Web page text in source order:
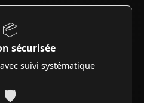
📦
sécurisée
suivi systématique
🛡️